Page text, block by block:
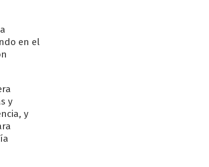
en el
y
y